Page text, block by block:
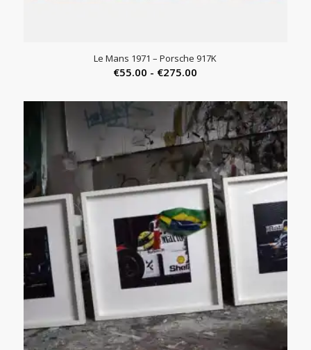
Le Mans 1971 – Porsche 917K
€55.00 - €275.00
tot
€275.00